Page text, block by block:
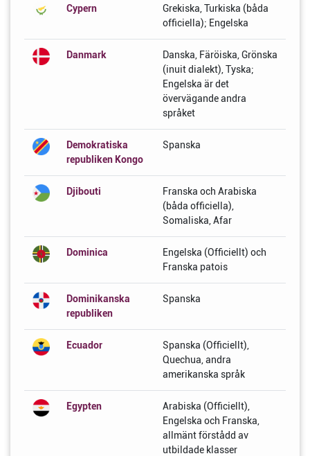
Cypern
Grekiska, Turkiska (båda
officiella); Engelska
Danmark
Danska, Färöiska, Grönska
(inuit dialekt), Tyska;
Engelska är det
övervägande andra
språket
Demokratiska
republiken Kongo
Spanska
Djibouti
Franska och Arabiska
(båda officiella),
Somaliska, Afar
Dominica
Engelska (Officiellt) och
Franska patois
Dominikanska
republiken
Spanska
Ecuador
Spanska (Officiellt),
Quechua, andra
amerikanska språk
Egypten
Arabiska (Officiellt),
Engelska och Franska,
allmänt förstådd av
utbildade klasser